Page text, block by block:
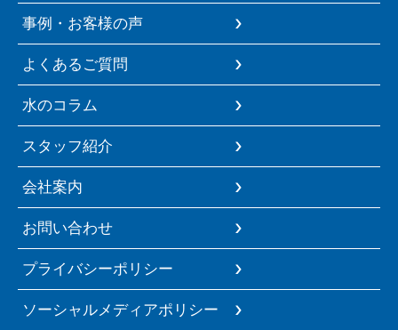
事例・お客様の声
よくあるご質問
水のコラム
スタッフ紹介
会社案内
お問い合わせ
プライバシーポリシー
ソーシャルメディアポリシー